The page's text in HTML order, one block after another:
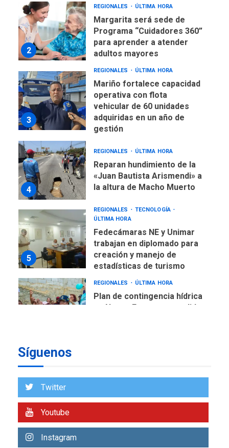
2
REGIONALES ÚLTIMA HORA
Margarita será sede de
Programa “Cuidadores 360”
para aprender a atender
adultos mayores
3
REGIONALES ÚLTIMA HORA
Mariño fortalece capacidad
operativa con flota
vehicular de 60 unidades
adquiridas en un año de
gestión
4
REGIONALES ÚLTIMA HORA
Reparan hundimiento de la
«Juan Bautista Arismendi» a
la altura de Macho Muerto
5
REGIONALES
TECNOLOGÍA
ÚLTIMA HORA
Fedecámaras NE y Unimar
trabajan en diplomado para
creación y manejo de
estadísticas de turismo
REGIONALES ÚLTIMA HORA
Plan de contingencia hídrica
en Nueva Esparta consolida
7
Síguenos
Twitter
Youtube
Instagram